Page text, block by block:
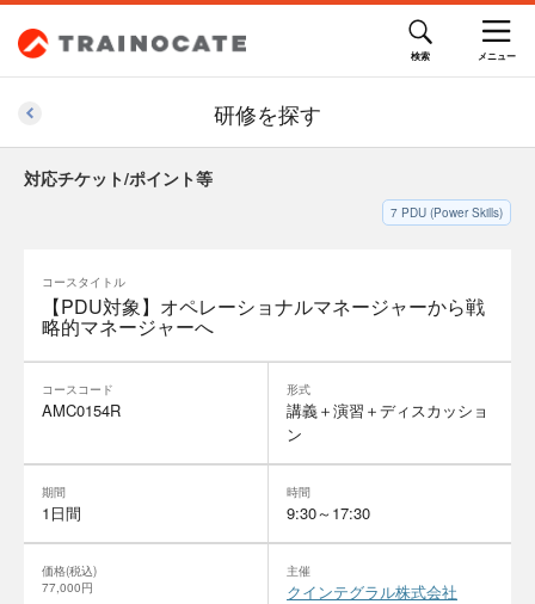
研修を探す
対応チケット/ポイント等
7 PDU (Power Skills)
コースタイトル
【PDU対象】オペレーショナルマネージャーから戦
略的マネージャーへ
コースコード
AMC0154R
形式
講義＋演習＋ディスカッショ
ン
期間
1日間
時間
9:30～17:30
価格(税込)
77,000円
主催
クインテグラル株式会社